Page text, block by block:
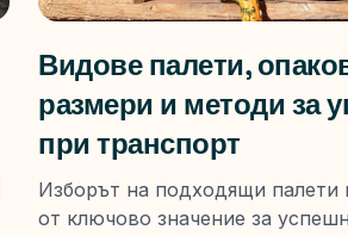
Видове палети,
размери и методи за
при транспорт
Изборът на подходящи палети
от ключово значение за